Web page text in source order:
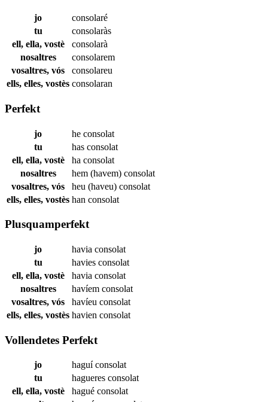
jo
consolaré
tu
consolaràs
ell, ella, vostè
consolarà
nosaltres
consolarem
vosaltres, vós
consolareu
ells, elles, vostès consolaran
Perfekt
jo he consolat
tu
has consolat
ell, ella, vostè
ha consolat
nosaltres
hem (havem) consolat
vosaltres, vós
heu (haveu) consolat
ells, elles, vostès han consolat
Plusquamperfekt
jo havia consolat
tu
havies consolat
ell, ella, vostè
havia consolat
nosaltres
havíem consolat
vosaltres, vós
havíeu consolat
ells, elles, vostès havien consolat
Vollendetes Perfekt
jo haguíconsolat
tu
hagueres consolat
ell, ella, vostè
hagué consolat